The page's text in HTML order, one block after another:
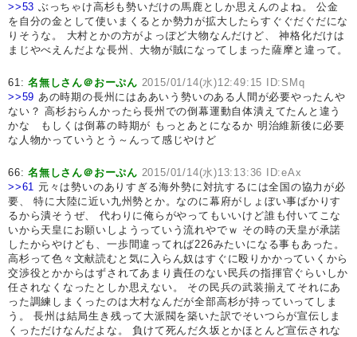
>>53 ぶっちゃけ高杉も勢いだけの馬鹿としか思えんのよね。 公金
を自分の金として使いまくるとか勢力が拡大したらすぐぐだぐだにな
りそうな。 大村とかの方がよっぽど大物なんだけど、 神格化だけは
まじやべえんだよな長州、大物が賊になってしまった薩摩と違って。
61:名無しさん＠おーぷん 2015/01/14(水)12:49:15 ID:SMq
>>59 あの時期の長州にはああいう勢いのある人間が必要やったんや
ない？ 高杉おらんかったら長州での倒幕運動自体潰えてたんと違う
かな もしくは倒幕の時期が もっとあとになるか 明治維新後に必要
な人物かっていうとう～んって感じやけど
66:名無しさん＠おーぷん 2015/01/14(水)13:13:36 ID:eAx
>>61 元々は勢いのありすぎる海外勢に対抗するには全国の協力が必
要、 特に大陸に近い九州勢とか。なのに幕府がしょぼい事ばかりす
るから潰そうぜ、 代わりに俺らがやってもいいけど誰も付いてこな
いから天皇にお願いしようっていう流れやでｗ その時の天皇が承諾
したからやけども、一歩間違ってれば226みたいになる事もあった。
高杉って色々文献読むと気に入らん奴はすぐに殴りかかっていくから
交渉役とかからはずされてあまり責任のない民兵の指揮官ぐらいしか
任されなくなったとしか思えない。 その民兵の武装揃えてそれにあ
った調練しまくったのは大村なんだが全部高杉が持っていってしま
う。 長州は結局生き残って大派閥を築いた訳でそいつらが宣伝しま
くっただけなんだよな。 負けて死んだ久坂とかほとんど宣伝されな